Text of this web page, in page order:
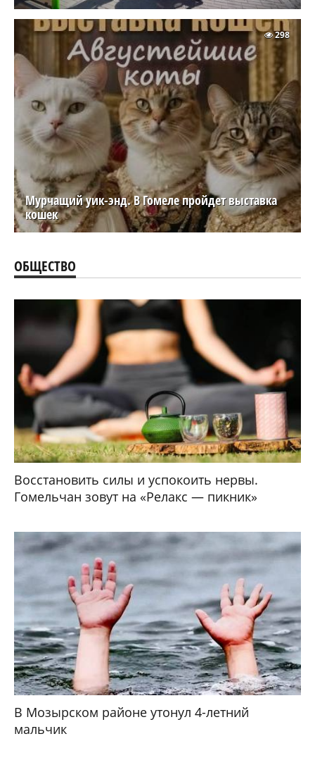
Мурчащий уик-энд. В Гомеле пройдет выставка
кошек
298
ОБЩЕСТВО
Восстановить силы и успокоить нервы.
Гомельчан зовут на «Релакс — пикник»
В Мозырском районе утонул 4-летний
мальчик